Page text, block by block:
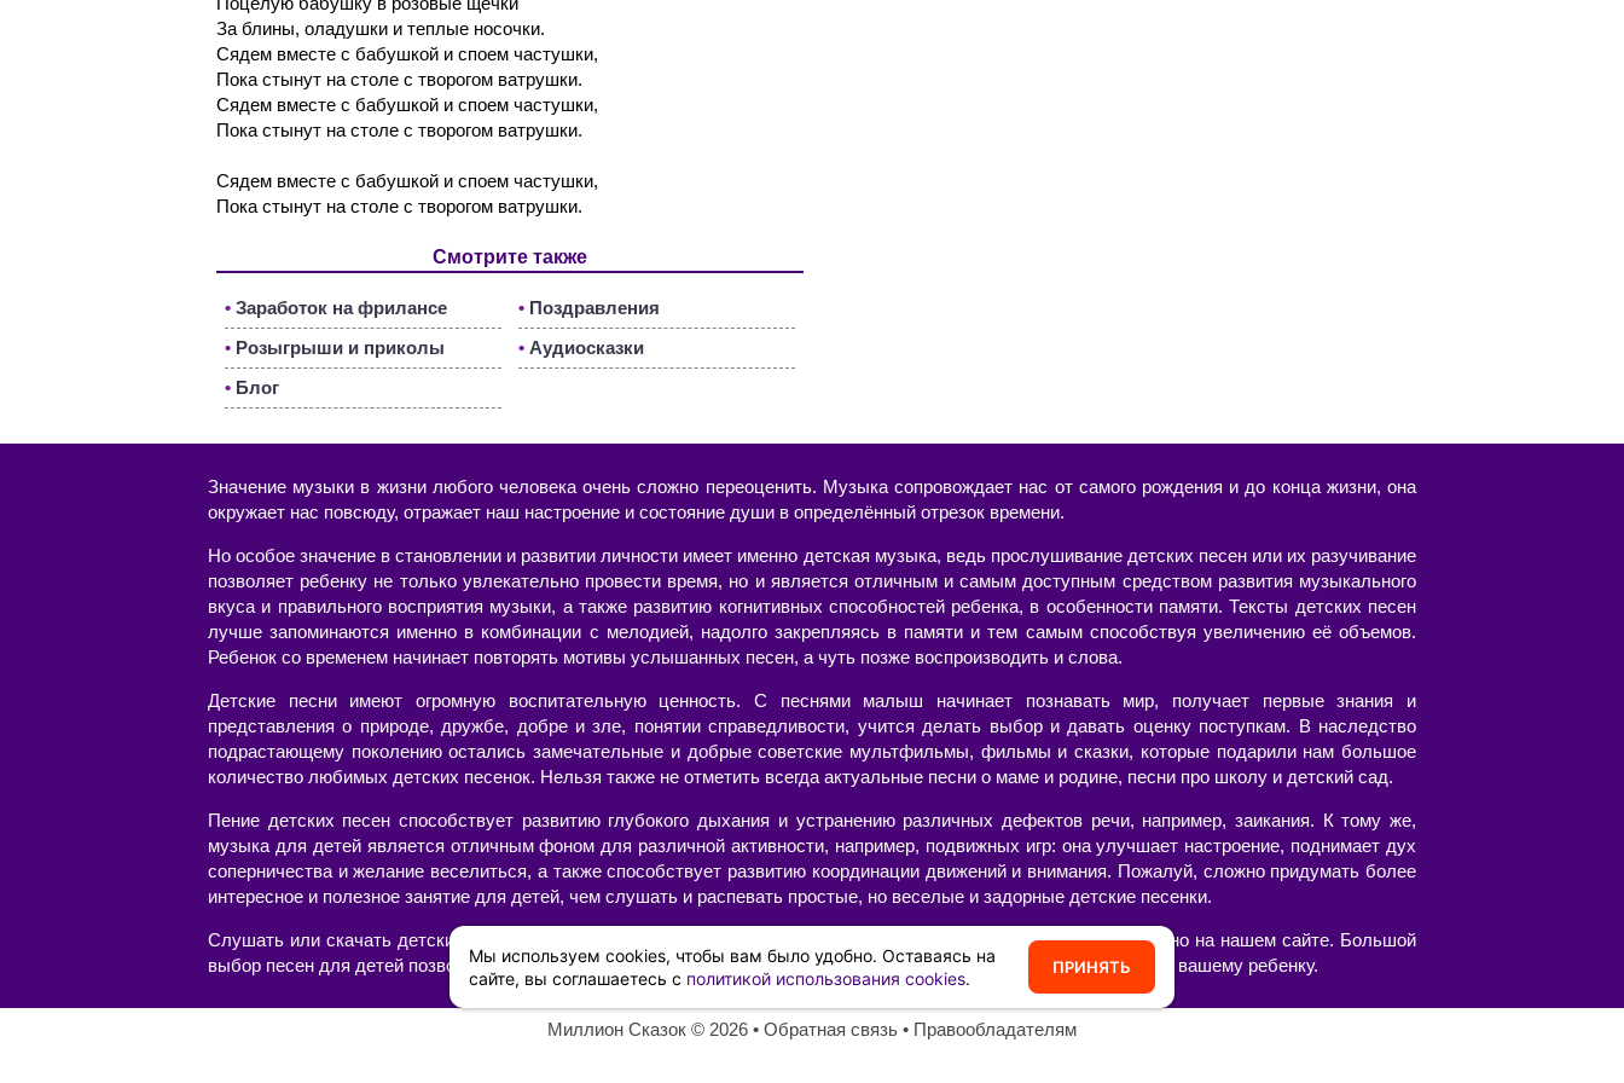
За блины, оладушки и теплые носочки.
Сядем вместе с бабушкой и споем частушки,
Пока стынут на столе с творогом ватрушки.
Сядем вместе с бабушкой и споем частушки,
Пока стынут на столе с творогом ватрушки.
Сядем вместе с бабушкой и споем частушки,
Пока стынут на столе с творогом ватрушки.
Смотрите также
• Заработок на фрилансе • Поздравления
• Розыгрыши и приколы • Аудиосказки
• Блог
Значение музыки в жизни любого человека очень сложно переоценить. Музыка сопровождает нас от самого рождения и до конца жизни, она
окружает нас повсюду, отражает наш настроение и состояние души в определённый отрезок времени.
Но особое значение в становлении и развитии личности имеет именно детская музыка, ведь прослушивание детских песен или их разучивание
позволяет ребенку не только увлекательно провести время, но и является отличным и самым доступным средством развития музыкального
вкуса и правильного восприятия музыки, а также развитию когнитивных способностей ребенка, в особенности памяти. Тексты детских песен
лучше запоминаются именно в комбинации с мелодией, надолго закрепляясь в памяти и тем самым способствуя увеличению её объемов.
Ребенок со временем начинает повторять мотивы услышанных песен, а чуть позже воспроизводить и слова.
Детские песни имеют огромную воспитательную ценность. С песнями малыш начинает познавать мир, получает первые знания и
представления о природе, дружбе, добре и зле, понятии справедливости, учится делать выбор и давать оценку поступкам. В наследство
подрастающему поколению остались замечательные и добрые советские мультфильмы, фильмы и сказки, которые подарили нам большое
количество любимых детских песенок. Нельзя также не отметить всегда актуальные песни о маме и родине, песни про школу и детский сад.
Пение детских песен способствует развитию глубокого дыхания и устранению различных дефектов речи, например, заикания. К тому же,
музыка для детей является отличным фоном для различной активности, например, подвижных игр: она улучшает настроение, поднимает дух
соперничества и желание веселиться, а также способствует развитию координации движений и внимания. Пожалуй, сложно придумать более
интересное и полезное занятие для детей, чем слушать и распевать простые, но веселые и задорные детские песенки.
Слушать или скачать детские песни с текстами и минусами, современные или старые, в хорошем качестве можно на нашем сайте. Большой
выбор песен для детей позволит составить свой собственный сборник из тех композиций, которые нравятся вам и вашему ребенку.
Миллион Сказок ©️ 2026 • Обратная связь • Правообладателям
Мы используем cookies, чтобы вам было удобно. Оставаясь на
сайте, вы соглашаетесь с политикой использования cookies.
ПРИНЯТЬ